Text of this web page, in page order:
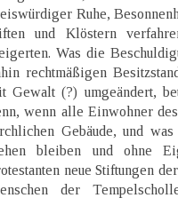
Ruhe,
und Klöstern
Was die
rechtmäßigen
Gewalt (?) umgeändert,
wenn alle Einwohner
Gebäude, und
bleiben und ohne
neue Stiftungen
der